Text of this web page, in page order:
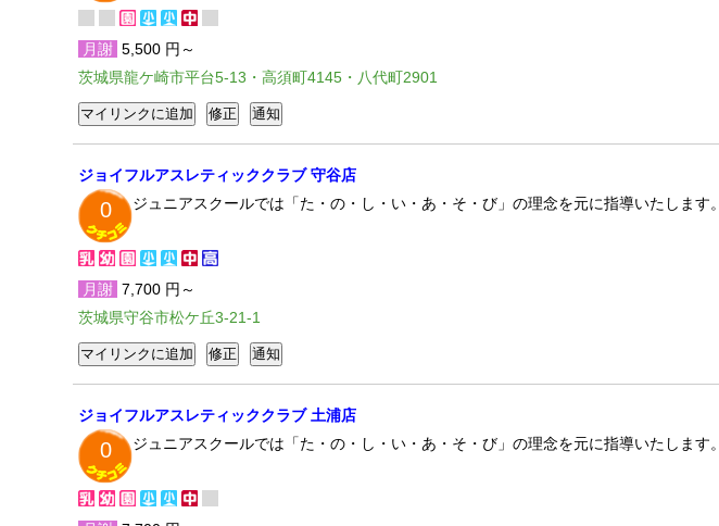
月謝 5,500 円～
茨城県龍ケ崎市平台5-13・高須町4145・八代町2901
ジョイフルアスレティッククラブ 守谷店
0 ジュニアスクールでは「た・の・し・い・あ・そ・び」の理念を元に指導いたします。
月謝 7,700 円～
茨城県守谷市松ケ丘3-21-1
ジョイフルアスレティッククラブ 土浦店
0 ジュニアスクールでは「た・の・し・い・あ・そ・び」の理念を元に指導いたします。